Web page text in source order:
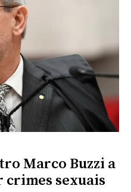
Marco Buzzi a
crimes sexuais